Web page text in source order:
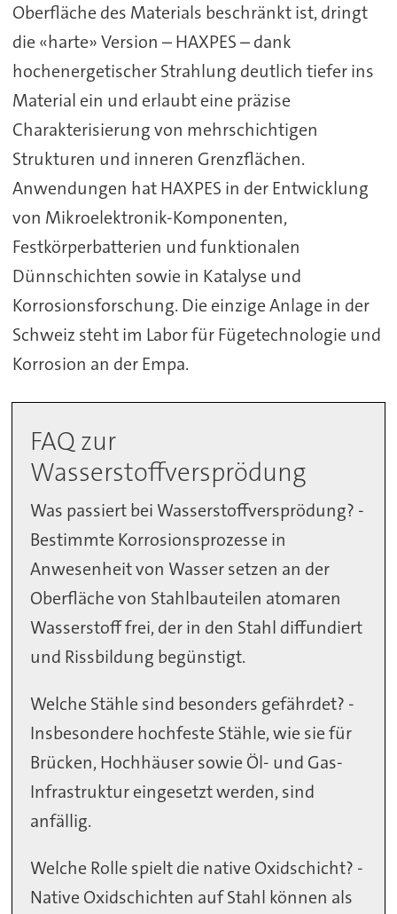
Oberfläche des Materials beschränkt ist, dringt
die «harte» Version – HAXPES – dank
hochenergetischer Strahlung deutlich tiefer ins
Material ein und erlaubt eine präzise
Charakterisierung von mehrschichtigen
Strukturen und inneren Grenzflächen.
Anwendungen hat HAXPES in der Entwicklung
von Mikroelektronik-Komponenten,
Festkörperbatterien und funktionalen
Dünnschichten sowie in Katalyse und
Korrosionsforschung. Die einzige Anlage in der
Schweiz steht im Labor für Fügetechnologie und
Korrosion an der Empa.
FAQ zur
Wasserstoffversprödung
Was passiert bei Wasserstoffversprödung? -
Bestimmte Korrosionsprozesse in
Anwesenheit von Wasser setzen an der
Oberfläche von Stahlbauteilen atomaren
Wasserstoff frei, der in den Stahl diffundiert
und Rissbildung begünstigt.
Welche Stähle sind besonders gefährdet? -
Insbesondere hochfeste Stähle, wie sie für
Brücken, Hochhäuser sowie Öl- und Gas-
Infrastruktur eingesetzt werden, sind
anfällig.
Welche Rolle spielt die native Oxidschicht? -
Native Oxidschichten auf Stahl können als